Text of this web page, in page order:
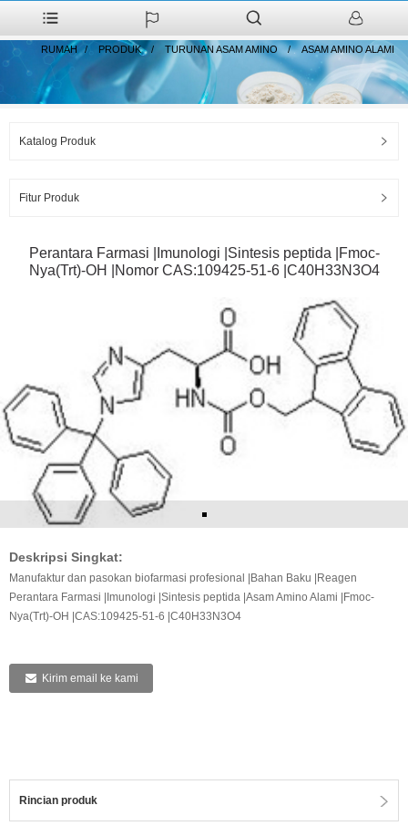
RUMAH PRODUK TURUNAN ASAM AMINO ASAM AMINO ALAMI
Katalog Produk
Fitur Produk
Perantara Farmasi |Imunologi |Sintesis peptida |Fmoc-
Nya(Trt)-OH |Nomor CAS:109425-51-6 |C40H33N3O4
Deskripsi Singkat:
Manufaktur dan pasokan biofarmasi profesional |Bahan Baku |Reagen
Perantara Farmasi |Imunologi |Sintesis peptida |Asam Amino Alami |Fmoc-
Nya(Trt)-OH |CAS:109425-51-6 |C40H33N3O4
Kirim email ke kami
Rincian produk